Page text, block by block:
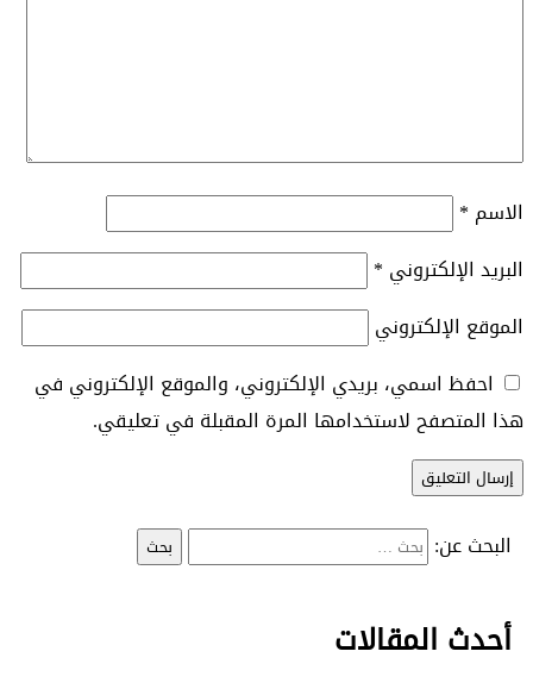
الاسم *
البريد الإلكتروني *
الموقع الإلكتروني
احفظ اسمي، بريدي الإلكتروني، والموقع الإلكتروني في
هذا المتصفح لاستخدامها المرة المقبلة في تعليقي.
البحث عن:
أحدث المقالات